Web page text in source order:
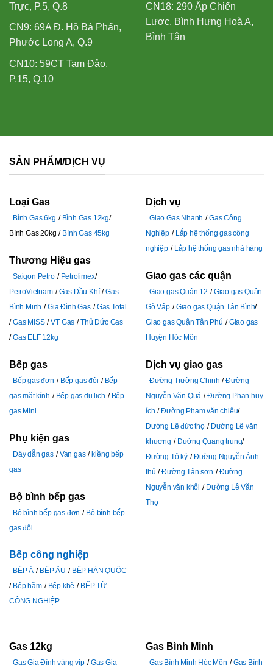
Trực, P.5, Q.8
CN9: 69A Đ. Hồ Bá Phấn,
Phước Long A, Q.9
CN10: 59CT Tam Đảo,
P.15, Q.10
CN18: 290 Ấp Chiến
Lược, Bình Hưng Hoà A,
Bình Tân
SẢN PHẨM/DỊCH VỤ
Loại Gas
Bình Gas 6kg
Bình Gas 12kg
Bình Gas 20kg
Bình Gas 45kg
Thương Hiệu gas
Saigon Petro
Petrolimex
PetroVietnam
Gas Dầu Khí
Gas
Bình Minh
Gia Đình Gas
Gas Total
Gas MISS
VT Gas
Thủ Đức Gas
Gas ELF 12kg
Bếp gas
Bếp gas đơn Bếp gas đôi
Bếp
gas mặt kính
Bếp gas du lịch
Bếp
gas Mini
Phụ kiện gas
Dây dẫn gas Van gas
kiềng bếp
gas
Bộ bình bếp gas
Bộ bình bếp gas đơn
Bộ bình bếp
gas đôi
Bếp công nghiệp
BẾP Á BẾP ÂU
BẾP HÀN QUỐC
Bếp hầm
Bếp khè
BẾP TỪ
CÔNG NGHIỆP
Dịch vụ
Giao Gas Nhanh
Gas Công
Nghiệp
Lắp hệ thống gas công
nghiệp
Lắp hệ thống gas nhà hàng
Giao gas các quận
Giao gas Quận 12
Giao gas Quận
Gò Vấp
Giao gas Quận Tân Bình
Giao gas Quận Tân Phú
Giao gas
Huyện Hóc Môn
Dịch vụ giao gas
Đường Trường Chinh
Đường
Nguyễn Văn Quá
Đường Phan huy
ích
Đường Pham văn chiêu
Đường Lê đức thọ
Đường Lê văn
khương
Đường Quang trung
Đường Tô ký
Đường Nguyễn Ảnh
thủ
Đường Tân sơn
Đường
Nguyễn văn khối
Đường Lê Văn
Thọ
Gas 12kg
Gas Gia Đình vàng vip
Gas Gia
Gas Bình Minh
Gas Bình Minh Hóc Môn
Gas Bình